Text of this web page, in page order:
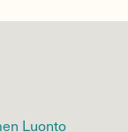
Luonto